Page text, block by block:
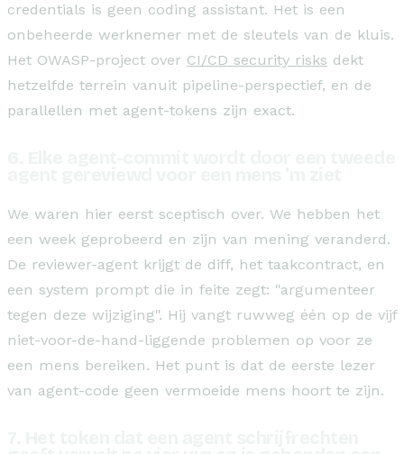
credentials is geen coding assistant. Het is een
onbeheerde werknemer met de sleutels van de kluis.
Het OWASP-project over CI/CD security risks dekt
hetzelfde terrein vanuit pipeline-perspectief, en de
parallellen met agent-tokens zijn exact.
We waren hier eerst sceptisch over. We hebben het
een week geprobeerd en zijn van mening veranderd.
De reviewer-agent krijgt de diff, het taakcontract, en
een system prompt die in feite zegt: "argumenteer
tegen deze wijziging". Hij vangt ruwweg één op de vijf
niet-voor-de-hand-liggende problemen op voor ze
een mens bereiken. Het punt is dat de eerste lezer
van agent-code geen vermoeide mens hoort te zijn.